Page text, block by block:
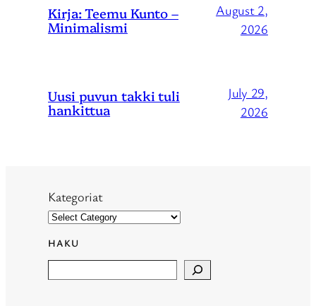
Kirja: Teemu Kunto –
Minimalismi
August 2,
2026
Uusi puvun takki tuli
hankittua
July 29,
2026
Kategoriat
HAKU